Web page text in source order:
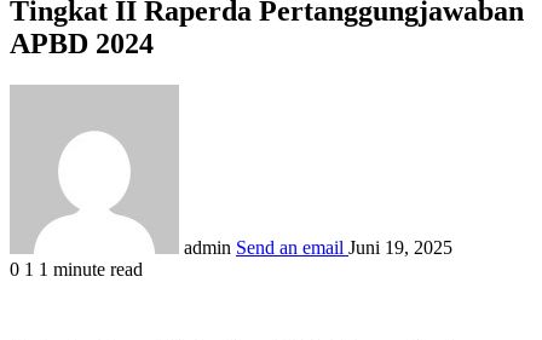
Tingkat II Raperda Pertanggungjawaban
APBD 2024
admin Send an email Juni 19, 2025
0 1 1 minute read